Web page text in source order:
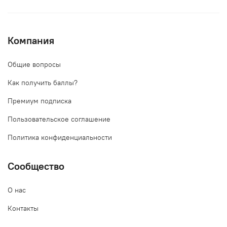
Компания
Общие вопросы
Как получить баллы?
Премиум подписка
Пользовательское соглашение
Политика конфиденциальности
Сообщество
О нас
Контакты